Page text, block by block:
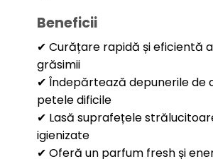
Beneficii
✔ Curățare rapidă și eficientă
grăsimii
✔ Îndepărtează depunerile de
petele dificile
✔ Lasă suprafețele
igienizate
✔ Oferă un parfum fresh și